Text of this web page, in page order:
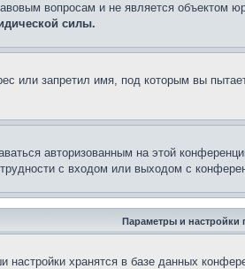
вопросам и не является объектом
силы.
или запретил имя, под которым вы
авторизованным на этой
с входом или выходом с
Параметры и настройки
настройки хранятся в базе данных